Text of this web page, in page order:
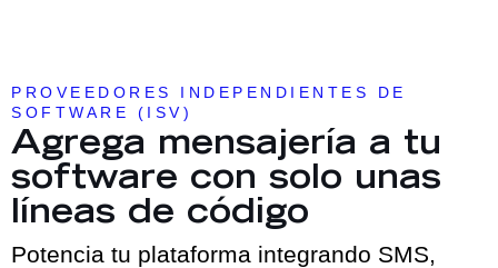
PROVEEDORES INDEPENDIENTES DE
SOFTWARE (ISV)
Agrega mensajería a tu
software con solo unas
líneas de código
Potencia tu plataforma integrando SMS,